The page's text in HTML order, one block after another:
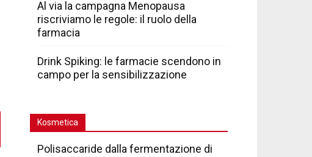
Al via la campagna Menopausa
riscriviamo le regole: il ruolo della
farmacia
Drink Spiking: le farmacie scendono in
campo per la sensibilizzazione
Kosmetica
Polisaccaride dalla fermentazione di